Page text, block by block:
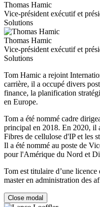
Thomas Hamic
Vice-président exécutif et
Solutions
Thomas Hamic
Vice-président exécutif et
Solutions
Tom Hamic a rejoint
carrière, il a occupé divers
finance, la planification
en Europe.
Tom a été nommé cadre
principal en 2018. En 2020, il
Fibres de cellulose d'IP et les
Il a été nommé au poste de
pour l'Amérique du Nord et
Tom est titulaire d’une licence
master en administration des
Close modal